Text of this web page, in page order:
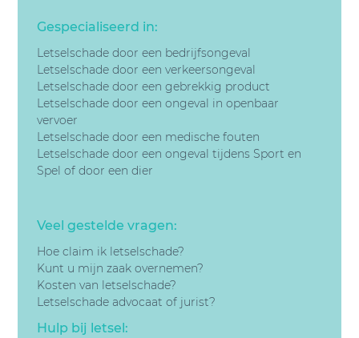
Gespecialiseerd in:
Letselschade door een bedrijfsongeval
Letselschade door een verkeersongeval
Letselschade door een gebrekkig product
Letselschade door eenongeval in openbaar
vervoer
Letselschade door een medische fouten
Letselschade door eenongeval tijdens Sport en
Spel of door een dier
Veel gestelde vragen:
Hoe claim ik letselschade?
Kunt u mijn zaak overnemen?
Kosten van letselschade?
Letselschade advocaat of jurist?
Hulp bij letsel: